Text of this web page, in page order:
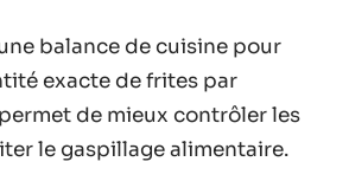
balance de cuisine pour
exacte de frites par
de mieux contrôler les
le gaspillage alimentaire.